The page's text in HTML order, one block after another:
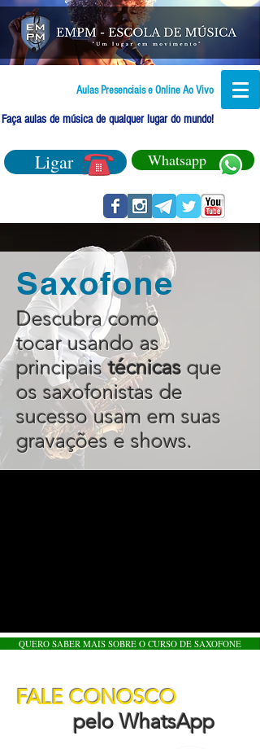
Aulas Presenciais e Online Ao Vivo
Faça aulas de música de qualquer lugar do mundo!
Ligar Whatsapp
Saxofone
Descubra como
tocar usando as
principaistécnicas que
os saxofonistas de
sucesso usam em suas
gravações e shows.
QUERO SABER MAIS SOBRE O CURSO DE SAXOFONE
FALE CONOSCO
pelo WhatsApp